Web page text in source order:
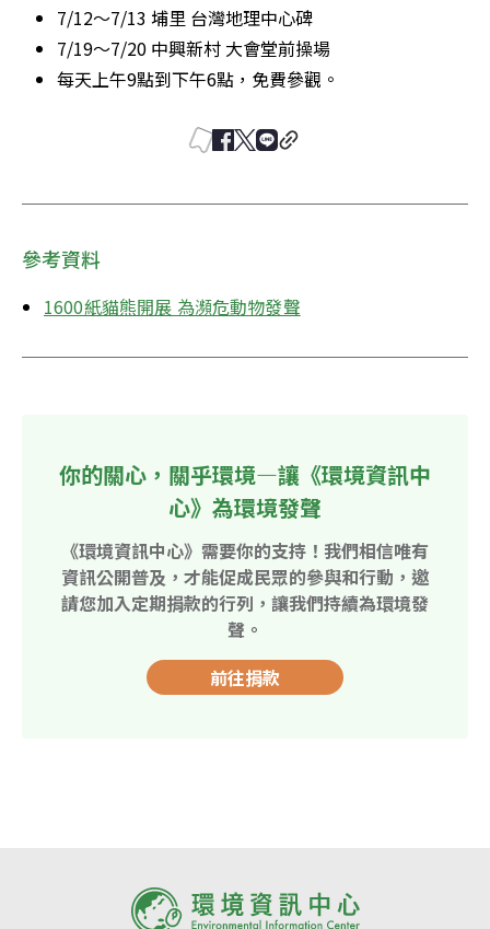
7/12～7/13 埔里 台灣地理中心碑
7/19～7/20 中興新村 大會堂前操場
每天上午9點到下午6點，免費參觀。
參考資料
1600紙貓熊開展 為瀕危動物發聲
你的關心，關乎環境—讓《環境資訊中
心》為環境發聲
《環境資訊中心》需要你的支持！我們相信唯有
資訊公開普及，才能促成民眾的參與和行動，邀
請您加入定期捐款的行列，讓我們持續為環境發
聲。
前往捐款